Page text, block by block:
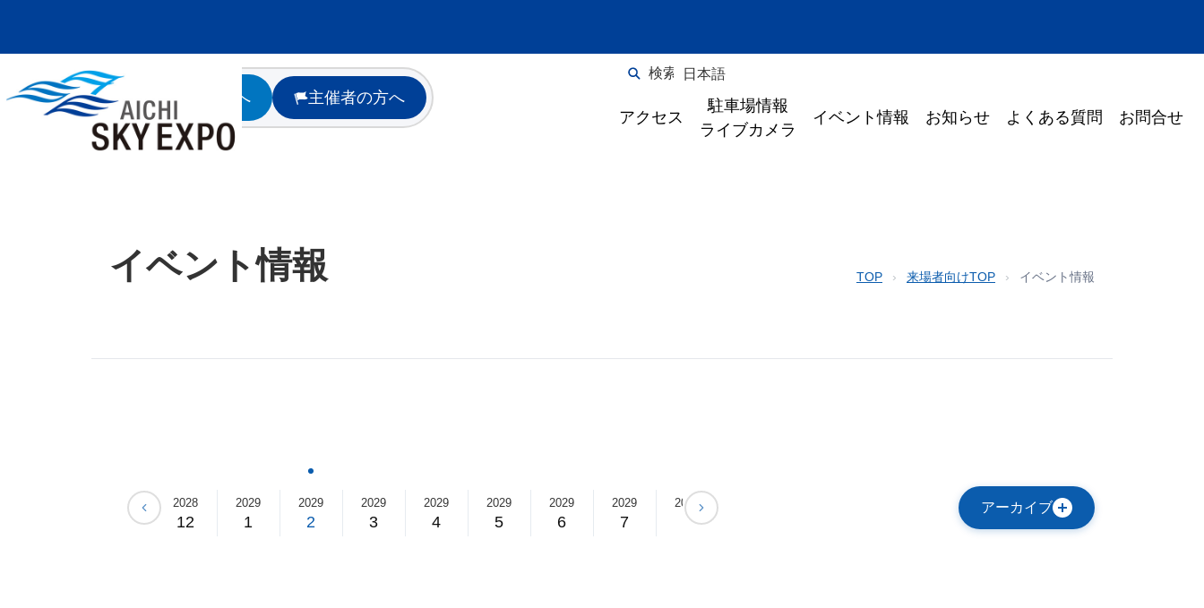
来場者の方へ 主催者の方へ
検索 日本語
English
アクセス
駐車場情報
ライブカメラ
イベント情報 お知らせ よくある質問 お問合せ
イベント情報
イベント情報 TOP › 来場者向けTOP › イベント情報
2028
11
2028
12
2029
1
2029
2
2029
3
2029
4
2029
5
2029
6
2029
7
2029
8
2030 2030
2
アーカイブ